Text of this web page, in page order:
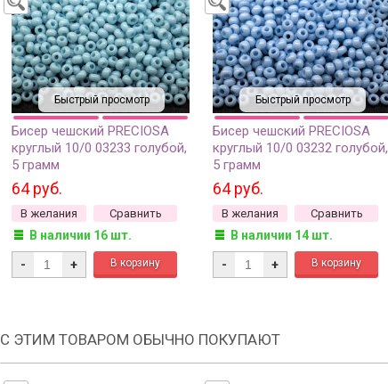
Быстрый просмотр
Бисер чешский PRECIOSA
круглый 10/0 03233 голубой,
5 грамм
64 руб.
В желания Сравнить
В наличии 16 шт.
- +
Быстрый просмотр
Бисер чешский PRECIOSA
круглый 10/0 03232 голубой,
5 грамм
64 руб.
В желания Сравнить
В наличии 14 шт.
- +
С ЭТИМ ТОВАРОМ ОБЫЧНО ПОКУПАЮТ